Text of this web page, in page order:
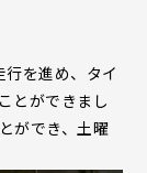
を進め、タイ
とができまし
ができ、土曜